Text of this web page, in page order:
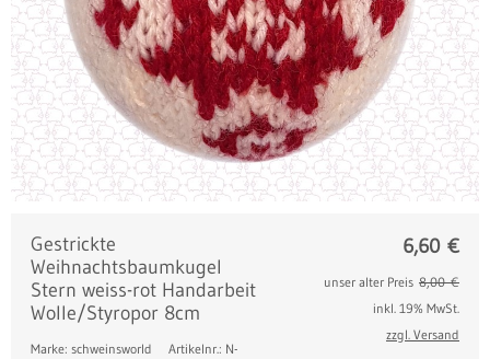
6,60€
Gestrickte
Weihnachtsbaumkugel
Stern weiss-rot Handarbeit
Wolle/Styropor 8cm
Marke: schweinsworld Artikelnr.: N-
unser alter Preis 8,00 €
inkl. 19% MwSt.
zzgl. Versand